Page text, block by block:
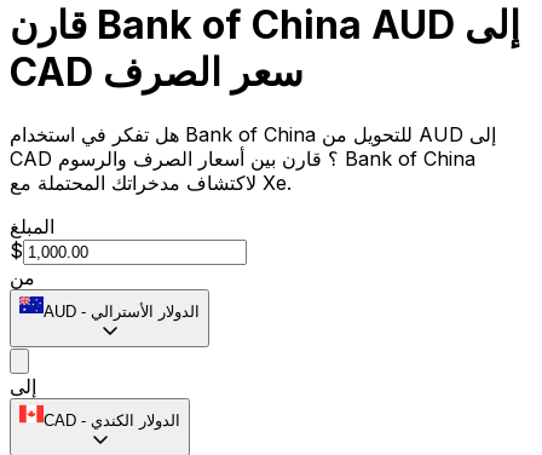
قارن Bank of China AUD إلى
CAD سعر الصرف
هل تفكر في استخدام Bank of China للتحويل من AUD إلى
CAD ؟ قارن بين أسعار الصرف والرسوم Bank of China
لاكتشاف مدخراتك المحتملة مع Xe.
المبلغ
$
من
AUD - الدولار الأسترالي
إلى
CAD - الدولار الكندي